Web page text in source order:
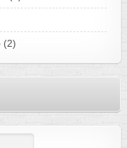
(2)